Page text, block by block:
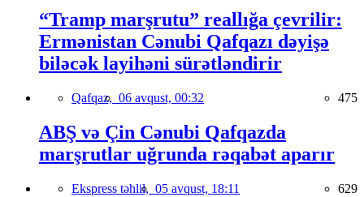
“Tramp marşrutu” reallığa çevrilir:
Ermənistan Cənubi Qafqazı dəyişə
biləcək layihəni sürətləndirir
Qafqaz, 06 avqust, 00:32 475
ABŞ və Çin Cənubi Qafqazda
marşrutlar uğrunda rəqabət aparır
Ekspress təhlil, 05 avqust, 18:11 629